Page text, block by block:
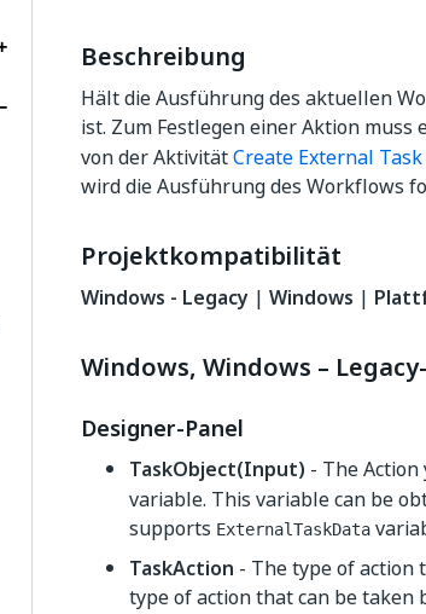
Beschreibung
Hält die Ausführung des aktuellen
ist. Zum Festlegen einer Aktion muss
von der AktivitätCreate External Task
wird die Ausführung des Workflows
Projektkompatibilität
Windows - Legacy | Windows |
Windows, Windows –
Designer-Panel
TaskObject(Input) - The
variable. This variable can be
supports ExternalTaskData
TaskAction - The type of action
type of action that can be taken